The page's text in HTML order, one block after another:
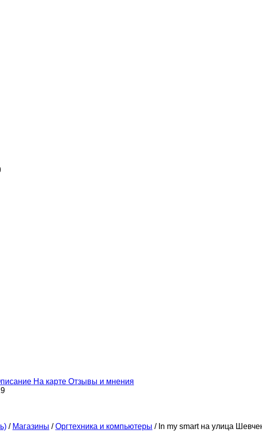
На карте Отзывы и мнения
/ Магазины / Оргтехника и компьютеры / In my smart на улица